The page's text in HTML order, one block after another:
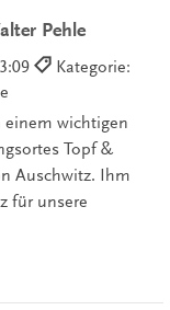
Pehle
Kategorie:
einem wichtigen
Topf &
Auschwitz. Ihm
für unsere